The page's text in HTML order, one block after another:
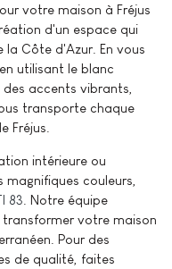
votre maison à Fréjus
d'un espace qui
Côte d'Azur. En vous
utilisant le blanc
accents vibrants,
transporte chaque
Fréjus.
intérieure ou
couleurs,
83 . Notre équipe
votre maison
Pour des
de qualité, faites